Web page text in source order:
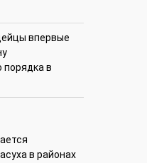
впервые
порядка в
в районах